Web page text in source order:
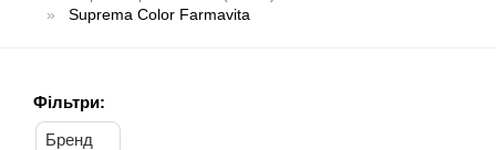
Suprema Color Farmavita
Фільтри:
Бренд